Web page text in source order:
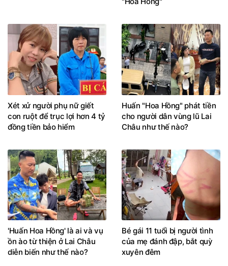
Xét xử người phụ nữ giết
con ruột để trục lợi hơn 4 tỷ
đồng tiền bảo hiểm
Huấn "Hoa Hồng" phát tiền
cho người dân vùng lũ Lai
Châu như thế nào?
'Huấn Hoa Hồng' là ai và vụ
ồn ào từ thiện ở Lai Châu
diễn biến như thế nào?
Bé gái 11 tuổi bị người tình
của mẹ đánh đập, bắt quỳ
xuyên đêm